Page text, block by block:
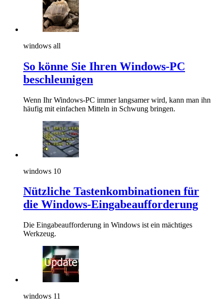
windows all
So könne Sie Ihren Windows-PC
beschleunigen
Wenn Ihr Windows-PC immer langsamer wird, kann man ihn
häufig mit einfachen Mitteln in Schwung bringen.
windows 10
Nützliche Tastenkombinationen für
die Windows-Eingabeaufforderung
Die Eingabeaufforderung in Windows ist ein mächtiges
Werkzeug.
windows 11